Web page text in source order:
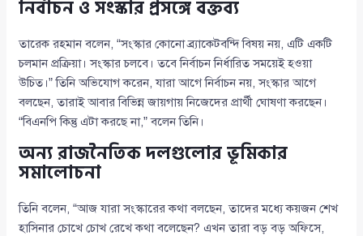
নির্বাচন ও সংস্কার প্রসঙ্গে বক্তব্য
তারেক রহমান বলেন, “সংস্কার কোনো ব্র্যাকেটবন্দি বিষয় নয়, এটি একটি
চলমান প্রক্রিয়া। সংস্কার চলবে। তবে নির্বাচন নির্ধারিত সময়েই হওয়া
উচিত।” তিনি অভিযোগ করেন, যারা আগে নির্বাচন নয়, সংস্কার আগে
বলছেন, তারাই আবার বিভিন্ন জায়গায় নিজেদের প্রার্থী ঘোষণা করছেন।
“বিএনপি কিন্তু এটা করছে না,” বলেন তিনি।
অন্য রাজনৈতিক দলগুলোর ভূমিকার
সমালোচনা
তিনি বলেন, “আজ যারা সংস্কারের কথা বলছেন, তাদের মধ্যে কয়জন শেখ
হাসিনার চোখে চোখ রেখে কথা বলেছেন? এখন তারা বড় বড় অফিসে,